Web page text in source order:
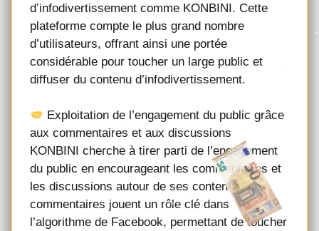
d’infodivertissement comme KONBINI. Cette
plateforme compte le plus grand nombre
d’utilisateurs, offrant ainsi une portée
considérable pour toucher un large public et
diffuser du contenu d’infodivertissement.
Exploitation de l’engagement du public grâce
aux commentaires et aux discussions
KONBINI cherche à tirer parti de l’engagement
du public en encourageant les commentaires et
les discussions autour de ses contenus. Les
commentaires jouent un rôle clé dans
l’algorithme de Facebook, permettant de toucher